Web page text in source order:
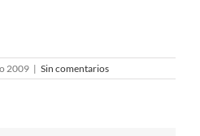
2009 | Sin comentarios